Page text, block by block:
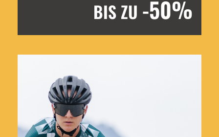
BIS ZU -50%
Jetzt entdecken